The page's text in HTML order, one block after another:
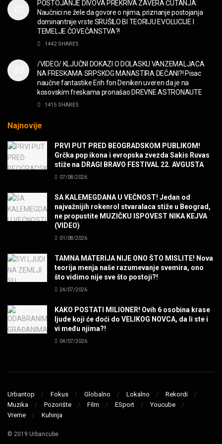
“Missin’ Yo’ Kissin'” BILLY ZZ TOP
MUZIKA
FILM
MUZIKA
POVRATAK Iron Maiden The Writing On The Wall
SENIDAHHH!
MUZIKA
Miss You! Charlie Watts
MUZIKA
MUZIKA
MAD MAD DRUMMER!
MUZIKA
POSTOJANJE DIVOVA PREKRIVA ZAVERA ĆUTANJA:
Naučnici ne žele da govore o njima, priznanje postojanja
dominantnije vrste SRUŠILO BI TEORIJU EVOLUCIJE I
TEMELJE ČOVEČANSTVA?!
1442 SHARES
/VIDEO/ KLJUČNI DOKAZI O DOLASKU VANZEMALJACA
NA FRESKAMA SRPSKOG MANASTIRA DEČANI?! Pisac
naučne fantastike Erih fon Deniken uveren da je na
kosovskim freskama pronašao DREVNE ASTRONAUTE
1415 SHARES
Najnovije
PRVI PUT PRED BEOGRADSKOM PUBLIKOM!
Grčka pop ikona i evropska zvezda Sakis Ruvas
stiže na DRAGI BRAVO FESTIVAL 22. AVGUSTA
07/08/2026
SA KALEMEGDANA U VEČNOST! Jedan od
najvažnijih rokenrol stvaralaca stiže u Beograd,
ne propustite MUZIČKU ISPOVEST NIKA KEJVA
(VIDEO)
01/08/2026
TAMNA MATERIJA NIJE ONO ŠTO MISLITE! Nova
teorija menja naše razumevanje svemira, ono
što vidimo nije sve što postoji?!
24/07/2026
KAKO POSTATI MILIONER! Ovih 6 osobina krase
ljude koji će doći do VELIKOG NOVCA, da li ste i
vi među njima?!
04/07/2026
Urbantop Fokus Globalno Lokalno
Rekordi
Muzika
Pozorište Film ESport
Youcube
Vreme
Kuhinja
© 2019 Urbancube